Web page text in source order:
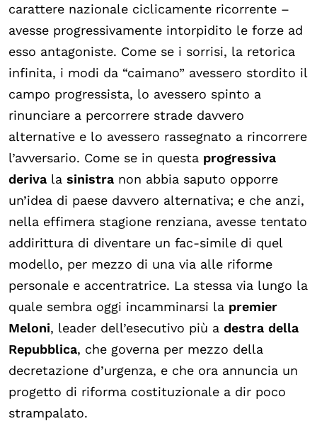
carattere nazionale ciclicamente ricorrente –
avesse progressivamente intorpidito le forze ad
esso antagoniste. Come se i sorrisi, la retorica
infinita, i modi da “caimano” avessero stordito il
campo progressista, lo avessero spinto a
rinunciare a percorrere strade davvero
alternative e lo avessero rassegnato a rincorrere
l’avversario. Come se in questa progressiva
deriva la sinistra non abbia saputo opporre
un’idea di paese davvero alternativa; e che anzi,
nella effimera stagione renziana, avesse tentato
addirittura di diventare un fac-simile di quel
modello, per mezzo di una via alle riforme
personale e accentratrice. La stessa via lungo la
quale sembra oggi incamminarsi la premier
Meloni, leader dell’esecutivo più a destra della
Repubblica, che governa per mezzo della
decretazione d’urgenza, e che ora annuncia un
progetto di riforma costituzionale a dir poco
strampalato.